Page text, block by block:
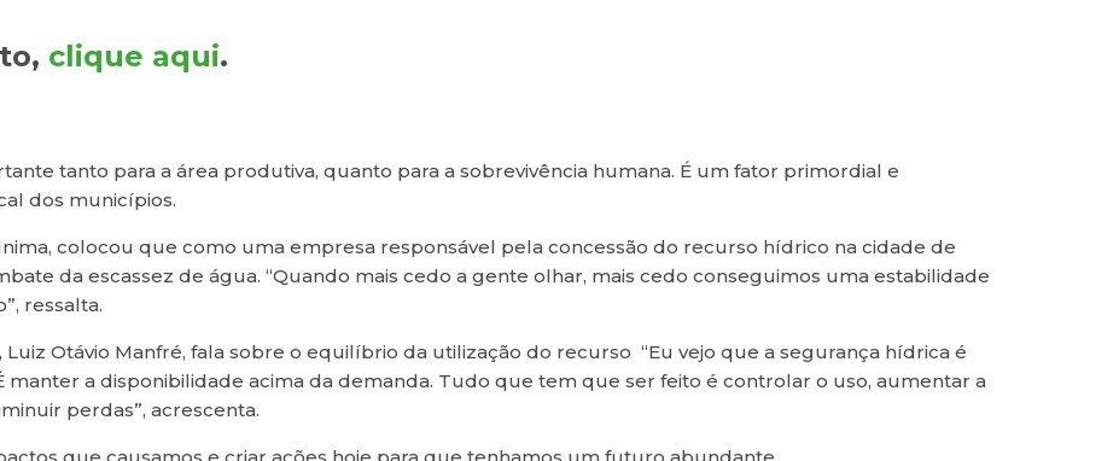
clique aqui.
tanto para a área produtiva, quanto para a sobrevivência humana. É um fator primordial e
dos municípios.
colocou que como uma empresa responsável pela concessão do recurso hídrico na cidade de
da escassez de água. “Quando mais cedo a gente olhar, mais cedo conseguimos uma estabilidade
ressalta.
Otávio Manfré, fala sobre o equilíbrio da utilização do recurso “Eu vejo que a segurança hídrica é
manter a disponibilidade acima da demanda. Tudo que tem que ser feito é controlar o uso, aumentar a
perdas”, acrescenta.